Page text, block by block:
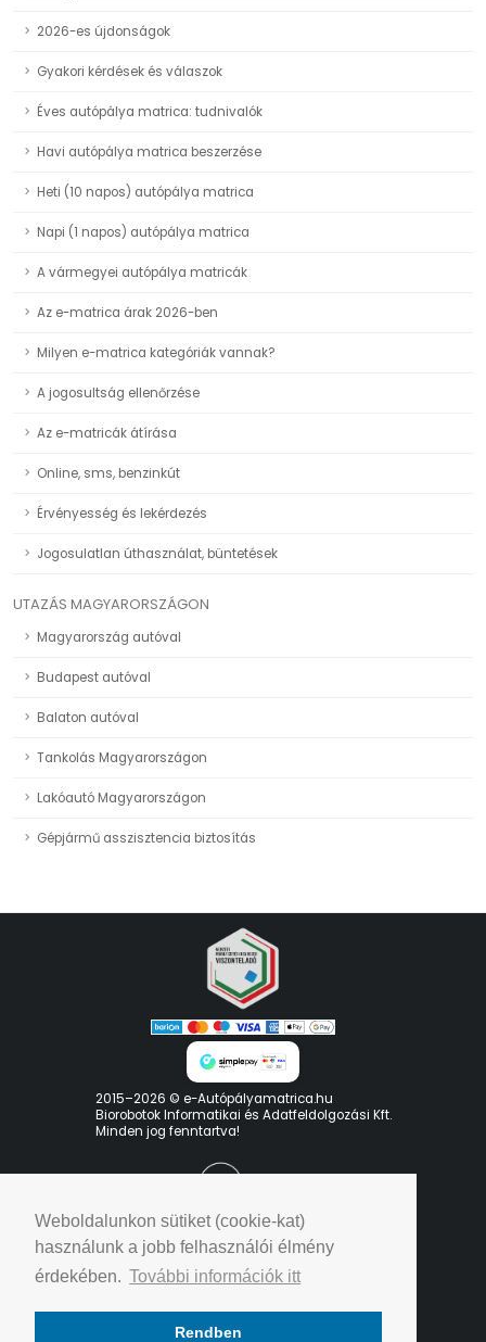
Weboldalunkon sütiket (cookie-kat)
használunk a jobb felhasználói élmény
érdekében. További információk itt
Rendben
2026-es újdonságok
Gyakori kérdések és válaszok
Éves autópálya matrica: tudnivalók
Havi autópálya matrica beszerzése
Heti (10 napos) autópálya matrica
Napi (1 napos) autópálya matrica
A vármegyei autópálya matricák
Az e-matrica árak 2026-ben
Milyen e-matrica kategóriák vannak?
A jogosultság ellenőrzése
Az e-matricák átírása
Online, sms, benzinkút
Érvényesség és lekérdezés
Jogosulatlan úthasználat, büntetések
UTAZÁS MAGYARORSZÁGON
Magyarország autóval
Budapest autóval
Balaton autóval
Tankolás Magyarországon
Lakóautó Magyarországon
Gépjármű asszisztencia biztosítás
2015–2026 © e-Autópályamatrica.hu
Biorobotok Informatikai és Adatfeldolgozási Kft.
Minden jog fenntartva!
Adatvédelmi elveink